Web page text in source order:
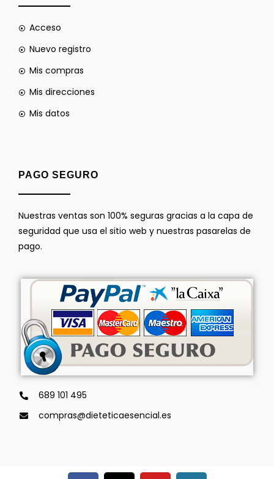
Acceso
Nuevo registro
Mis compras
Mis direcciones
Mis datos
PAGO SEGURO
Nuestras ventas son 100% seguras gracias a la capa de
seguridad que usa el sitio web y nuestras pasarelas de
pago.
689 101 495
compras@dieteticaesencial.es